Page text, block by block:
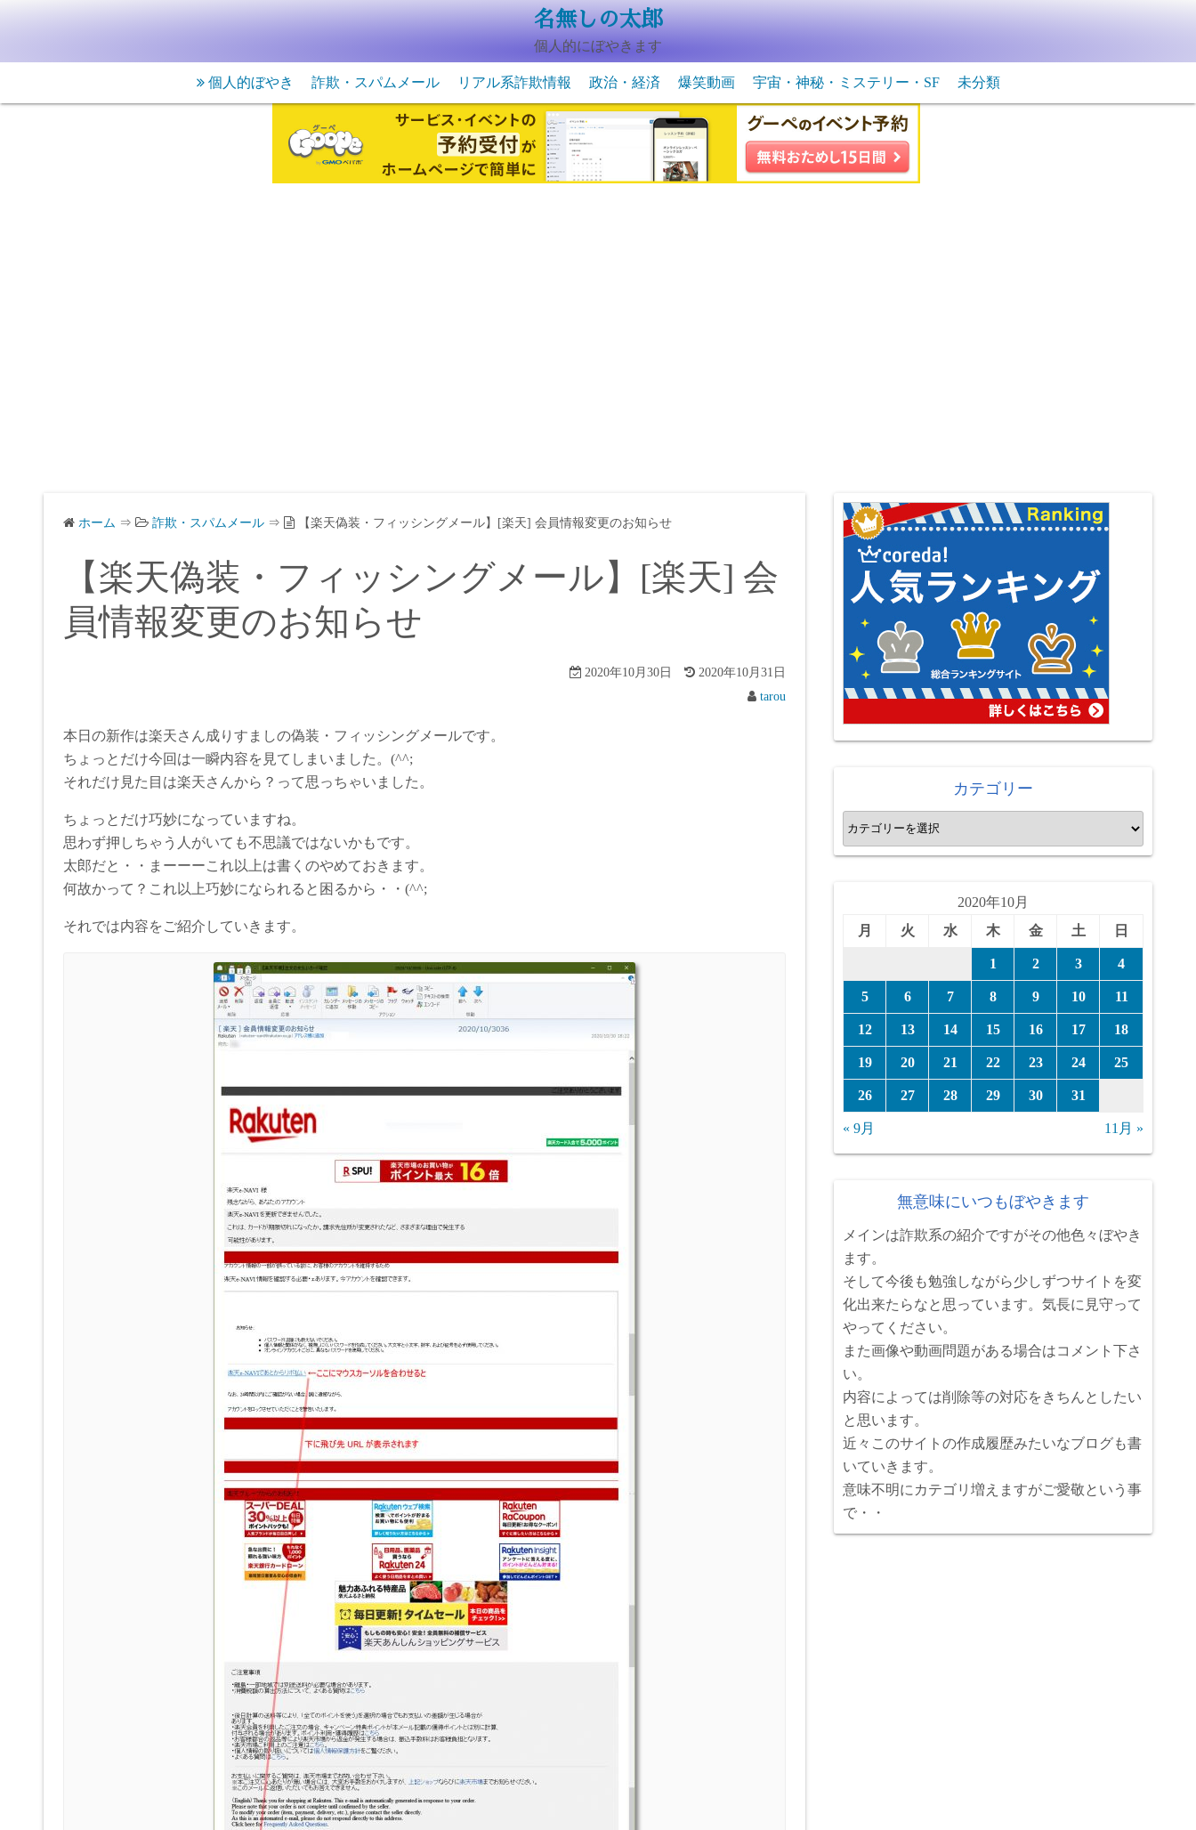
名無しの太郎
個人的にぼやきます
個人的ぼやき 詐欺・スパムメール リアル系詐欺情報 政治・経済 爆笑動画
動物系の爆笑動画
宇宙・神秘・ミステリー・SF
未確認生物・飛行物体
宇宙・ＳＦ
未分類
ホーム ⇒ 詐欺・スパムメール ⇒ 【楽天偽装・フィッシングメール】[楽天] 会員情報変更のお知らせ
【楽天偽装・フィッシングメール】[楽天] 会
員情報変更のお知らせ
2020年10月30日
2020年10月31日
tarou
本日の新作は楽天さん成りすましの偽装・フィッシングメールです。
ちょっとだけ今回は一瞬内容を見てしまいました。(^^;
それだけ見た目は楽天さんから？って思っちゃいました。
ちょっとだけ巧妙になっていますね。
思わず押しちゃう人がいても不思議ではないかもです。
太郎だと・・まーーーこれ以上は書くのやめておきます。
何故かって？これ以上巧妙になられると困るから・・(^^;
それでは内容をご紹介していきます。
カテゴリー
カ
テ
2020年10月
月
火 水 木 金 土 日
1 2 3 4
5 6 7 8 9 10 11
12 13 14 15 16 17 18
19 20 21 22 23 24 25
26 27 28 29 30 31
« 9月 11月 »
無意味にいつもぼやきます
メインは詐欺系の紹介ですがその他色々ぼやき
ます。
そして今後も勉強しながら少しずつサイトを変
化出来たらなと思っています。気長に見守って
やってください。
また画像や動画問題がある場合はコメント下さ
い。
内容によっては削除等の対応をきちんとしたい
と思います。
近々このサイトの作成履歴みたいなブログも書
いていきます。
意味不明にカテゴリ増えますがご愛敬という事
で・・